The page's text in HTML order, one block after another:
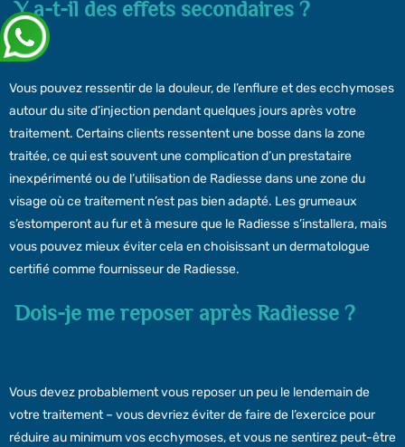
Y a-t-il des effets secondaires ?
Vous pouvez ressentir de la douleur, de l’enflure et des ecchymoses
autour du site d’injection pendant quelques jours après votre
traitement. Certains clients ressentent une bosse dans la zone
traitée, ce qui est souvent une complication d’un prestataire
inexpérimenté ou de l’utilisation de Radiesse dans une zone du
visage où ce traitement n’est pas bien adapté. Les grumeaux
s’estomperont au fur et à mesure que le Radiesse s’installera, mais
vous pouvez mieux éviter cela en choisissant un dermatologue
certifié comme fournisseur de Radiesse.
Dois-je me reposer après Radiesse ?
Vous devez probablement vous reposer un peu le lendemain de
votre traitement – vous devriez éviter de faire de l’exercice pour
réduire au minimum vos ecchymoses, et vous ne sentirez peut-être